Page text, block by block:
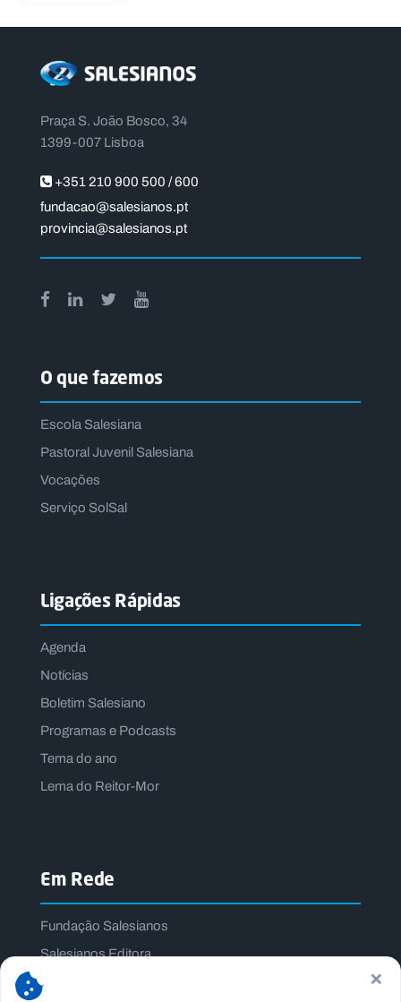
Praça S. João Bosco, 34
1399-007 Lisboa
+351 210 900 500 / 600
fundacao@salesianos.pt
provincia@salesianos.pt
O que fazemos
Escola Salesiana
Pastoral Juvenil Salesiana
Vocações
Serviço SolSal
Ligações Rápidas
Agenda
Notícias
Boletim Salesiano
Programas e Podcasts
Tema do ano
Lema do Reitor-Mor
Em Rede
Fundação Salesianos
Salesianos Editora
Família Salesiana
×